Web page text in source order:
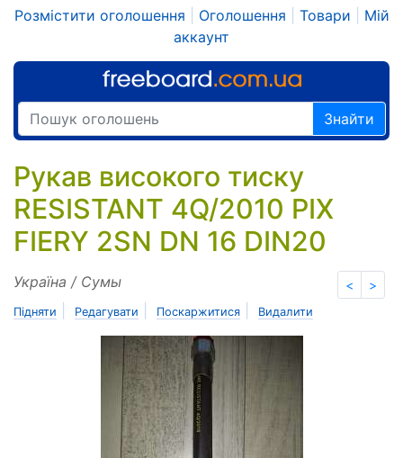
Розмістити оголошення Оголошення Товари
Мій
аккаунт
Знайти
Рукав високого тиску
RESISTANT 4Q/2010 PIX
FIERY 2SN DN 16 DIN20
< >
Україна / Сумы
Підняти Редагувати Поскаржитися Видалити